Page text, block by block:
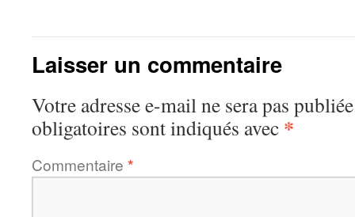
Laisser un commentaire
Votre adresse e-mail ne sera pas
obligatoires sont indiqués avec *
Commentaire *